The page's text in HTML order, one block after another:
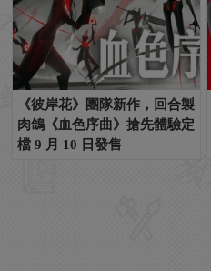
《彼岸花》團隊新作，回合製
肉鴿《血色序曲》搶先體驗定
檔 9 月 10 日發售